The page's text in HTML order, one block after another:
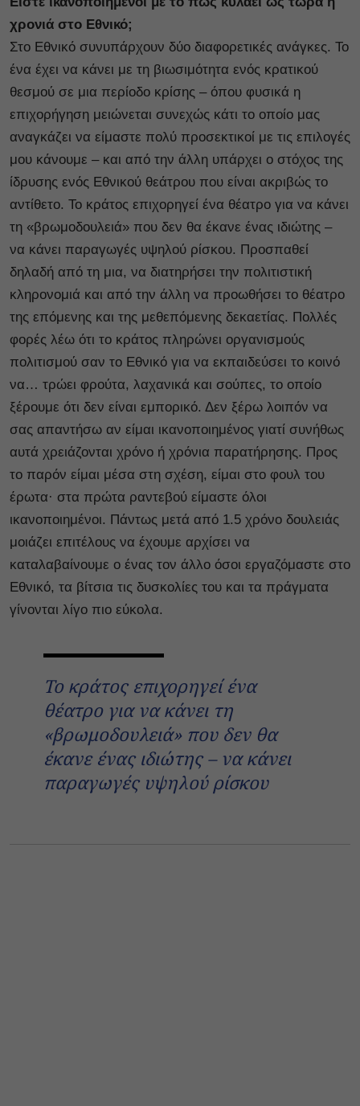
χρονιά στο Εθνικό;
Στο Εθνικό συνυπάρχουν δύο διαφορετικές ανάγκες. Το
ένα έχει να κάνει με τη βιωσιμότητα ενός κρατικού
θεσμού σε μια περίοδο κρίσης – όπου φυσικά η
επιχορήγηση μειώνεται συνεχώς κάτι το οποίο μας
αναγκάζει να είμαστε πολύ προσεκτικοί με τις επιλογές
μου κάνουμε – και από την άλλη υπάρχει ο στόχος της
ίδρυσης ενός Εθνικού θεάτρου που είναι ακριβώς το
αντίθετο. Το κράτος επιχορηγεί ένα θέατρο για να κάνει
τη «βρωμοδουλειά» που δεν θα έκανε ένας ιδιώτης –
να κάνει παραγωγές υψηλού ρίσκου. Προσπαθεί
δηλαδή από τη μια, να διατηρήσει την πολιτιστική
κληρονομιά και από την άλλη να προωθήσει το θέατρο
της επόμενης και της μεθεπόμενης δεκαετίας. Πολλές
φορές λέω ότι το κράτος πληρώνει οργανισμούς
πολιτισμού σαν το Εθνικό για να εκπαιδεύσει το κοινό
να… τρώει φρούτα, λαχανικά και σούπες, το οποίο
ξέρουμε ότι δεν είναι εμπορικό. Δεν ξέρω λοιπόν να
σας απαντήσω αν είμαι ικανοποιημένος γιατί συνήθως
αυτά χρειάζονται χρόνο ή χρόνια παρατήρησης. Προς
το παρόν είμαι μέσα στη σχέση, είμαι στο φουλ του
έρωτα· στα πρώτα ραντεβού είμαστε όλοι
ικανοποιημένοι. Πάντως μετά από 1.5 χρόνο δουλειάς
μοιάζει επιτέλους να έχουμε αρχίσει να
καταλαβαίνουμε ο ένας τον άλλο όσοι εργαζόμαστε στο
Εθνικό, τα βίτσια τις δυσκολίες του και τα πράγματα
γίνονται λίγο πιο εύκολα.
Το κράτος επιχορηγεί ένα
θέατρο για να κάνει τη
«βρωμοδουλειά» που δεν θα
έκανε ένας ιδιώτης – να κάνει
παραγωγές υψηλού ρίσκου